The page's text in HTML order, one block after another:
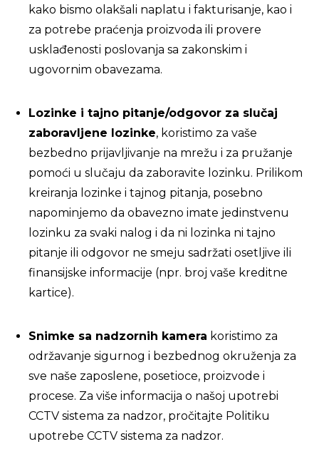
kako bismo olakšali naplatu i fakturisanje, kao i
za potrebe praćenja proizvoda ili provere
usklađenosti poslovanja sa zakonskim i
ugovornim obavezama.
Lozinke i tajno pitanje/odgovor za slučaj
zaboravljene lozinke, koristimo za vaše
bezbedno prijavljivanje na mrežu i za pružanje
pomoći u slučaju da zaboravite lozinku. Prilikom
kreiranja lozinke i tajnog pitanja, posebno
napominjemo da obavezno imate jedinstvenu
lozinku za svaki nalog i da ni lozinka ni tajno
pitanje ili odgovor ne smeju sadržati osetljive ili
finansijske informacije (npr. broj vaše kreditne
kartice).
Snimke sa nadzornih kamera koristimo za
održavanje sigurnog i bezbednog okruženja za
sve naše zaposlene, posetioce, proizvode i
procese. Za više informacija o našoj upotrebi
CCTV sistema za nadzor, pročitajte Politiku
upotrebe CCTV sistema za nadzor.